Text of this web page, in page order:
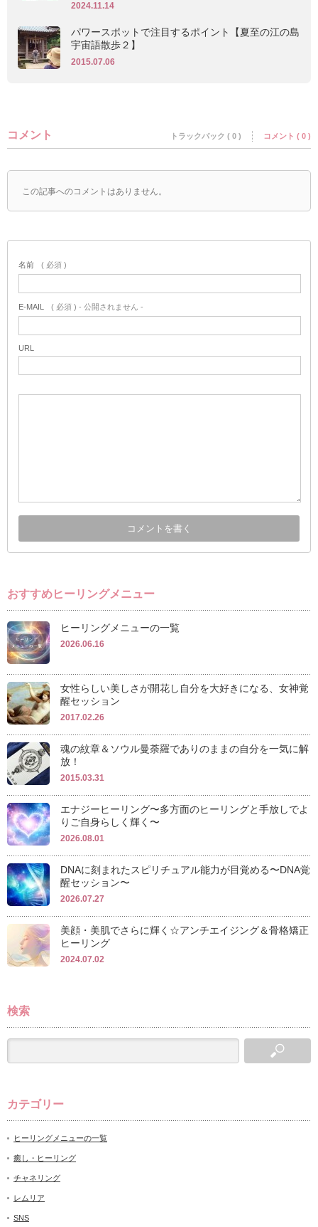
2024.11.14
パワースポットで注目するポイント【夏至の江の島
宇宙語散歩２】
2015.07.06
コメント トラックバック ( 0 ) コメント ( 0 )
この記事へのコメントはありません。
名前 ( 必須 )
E-MAIL ( 必須 ) - 公開されません -
URL
おすすめヒーリングメニュー
ヒーリングメニューの一覧
2026.06.16
女性らしい美しさが開花し自分を大好きになる、女神覚
醒セッション
2017.02.26
魂の紋章＆ソウル曼荼羅でありのままの自分を一気に解
放！
2015.03.31
エナジーヒーリング〜多方面のヒーリングと手放しでよ
りご自身らしく輝く〜
2026.08.01
DNAに刻まれたスピリチュアル能力が目覚める〜DNA覚
醒セッション〜
2026.07.27
美顔・美肌でさらに輝く☆アンチエイジング＆骨格矯正
ヒーリング
2024.07.02
検索
カテゴリー
ヒーリングメニューの一覧
癒し・ヒーリング
チャネリング
レムリア
SNS